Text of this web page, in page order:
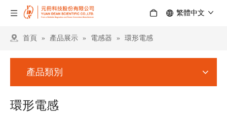
繁體中文
首頁 » 產品展示 » 電感器 » 環形電感
產品類別
環形電感